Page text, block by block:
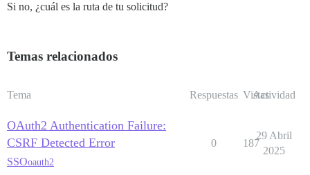
Si no, ¿cuál es la ruta de tu solicitud?
Temas relacionados
Tema Respuestas Vistas
Actividad
OAuth2 Authentication Failure:
CSRF Detected Error
SSOoauth2
0 187
29 Abril
2025